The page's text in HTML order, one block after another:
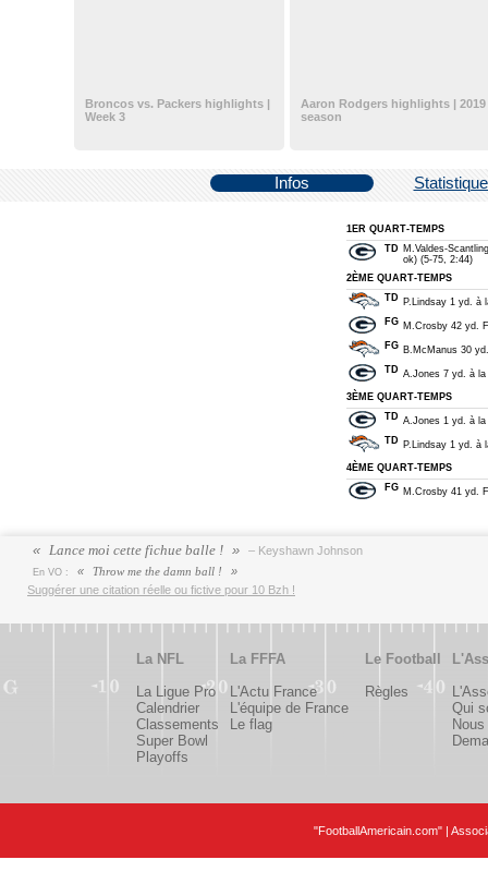
Broncos vs. Packers highlights |
Week 3
Aaron Rodgers highlights | 2019
season
Infos
1ER QUART-TEMPS
TD M.Valdes-
ok) (5-75, 2:44)
2ÈME QUART-TEMPS
TD P.Lindsay 1 yd. à
FG M.Crosby 42 yd.
FG B.McManus 30
TD A.Jones 7 yd. à la
3ÈME QUART-TEMPS
TD A.Jones 1 yd. à la
TD P.Lindsay 1 yd. à
4ÈME QUART-TEMPS
FG M.Crosby 41 yd.
Lance moi cette fichue balle ! – Keyshawn Johnson
En VO :
Throw me the damn ball !
Suggérer une citation réelle ou fictive pour 10 Bzh !
La NFL
La Ligue Pro
Calendrier
Classements
Super Bowl
Playoffs
La FFFA
L'Actu France
L'équipe de France
Le flag
Le Football
Règles
Qui
"FootballAmericain.com" |